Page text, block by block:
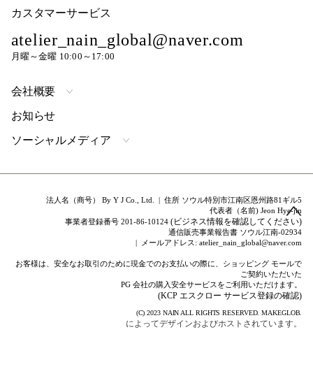
カスタマーサービス
atelier_nain_global@naver.com
月曜～金曜 10:00～17:00
会社概要
お知らせ
ソーシャルメディア
法人名（商号） By Y J Co., Ltd. | 住所 ソウル特別市江南区恩州路81ギル5
代表者（名前) Jeon Hye-jin
事業者登録番号 201-86-10124(ビジネス情報を確認してください)
通信販売事業報告書 ソウル江南-02934
| メールアドレス: atelier_nain_global@naver.com
お客様は、安全なお取引のために現金でのお支払いの際に、ショッピング モールで
ご契約いただいた
PG 会社の購入安全サービスをご利用いただけます。
(KCP エスクロー サービス登録の確認)
(C) 2023 NAIN ALL RIGHTS RESERVED.MAKEGLOB.
によってデザインおよびホストされています。